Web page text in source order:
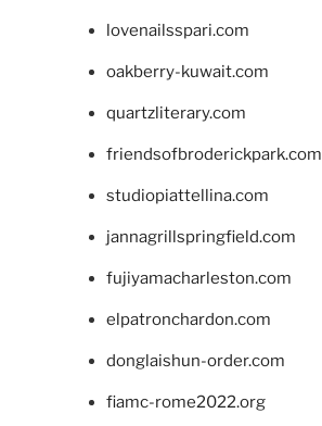
lovenailsspari.com
oakberry-kuwait.com
quartzliterary.com
friendsofbroderickpark.com
studiopiattellina.com
jannagrillspringfield.com
fujiyamacharleston.com
elpatronchardon.com
donglaishun-order.com
fiamc-rome2022.org